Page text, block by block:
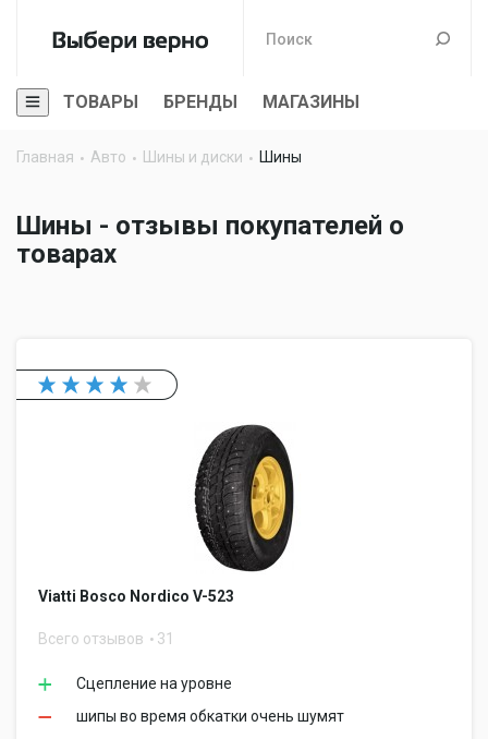
ТОВАРЫ БРЕНДЫ МАГАЗИНЫ
Главная Авто Шины и диски Шины
Шины - отзывы покупателей о
товарах
Viatti Bosco Nordico V-523
Всего отзывов 31
Сцепление на уровне
шипы во время обкатки очень шумят